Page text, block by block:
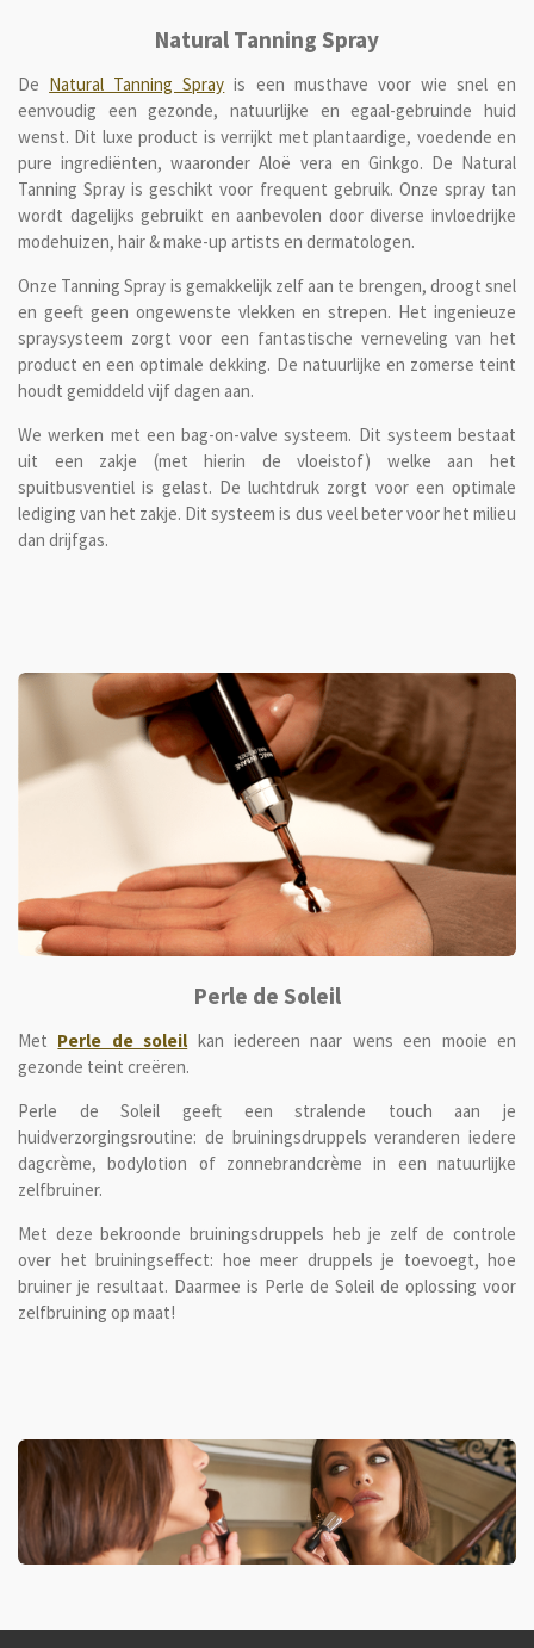
Natural Tanning Spray
De Natural Tanning Spray is een musthave voor wie snel en
eenvoudig een gezonde, natuurlijke en egaal-gebruinde huid
wenst. Dit luxe product is verrijkt met plantaardige, voedende en
pure ingrediënten, waaronder Aloë vera en Ginkgo. De Natural
Tanning Spray is geschikt voor frequent gebruik. Onze spray tan
wordt dagelijks gebruikt en aanbevolen door diverse invloedrijke
modehuizen, hair & make-up artists en dermatologen.
Onze Tanning Spray is gemakkelijk zelf aan te brengen, droogt snel
en geeft geen ongewenste vlekken en strepen. Het ingenieuze
spraysysteem zorgt voor een fantastische verneveling van het
product en een optimale dekking. De natuurlijke en zomerse teint
houdt gemiddeld vijf dagen aan.
We werken met een bag-on-valve systeem. Dit systeem bestaat
uit een zakje (met hierin de vloeistof) welke aan het
spuitbusventiel is gelast. De luchtdruk zorgt voor een optimale
lediging van het zakje. Dit systeem is dus veel beter voor het milieu
dan drijfgas.
Perle de Soleil
Met Perle de soleil kan iedereen naar wens een mooie en
gezonde teint creëren.
Perle de Soleil geeft een stralende touch aan je
huidverzorgingsroutine: de bruiningsdruppels veranderen iedere
dagcrème, bodylotion of zonnebrandcrème in een natuurlijke
zelfbruiner.
Met deze bekroonde bruiningsdruppels heb je zelf de controle
over het bruiningseffect: hoe meer druppels je toevoegt, hoe
bruiner je resultaat. Daarmee is Perle de Soleil de oplossing voor
zelfbruining op maat!